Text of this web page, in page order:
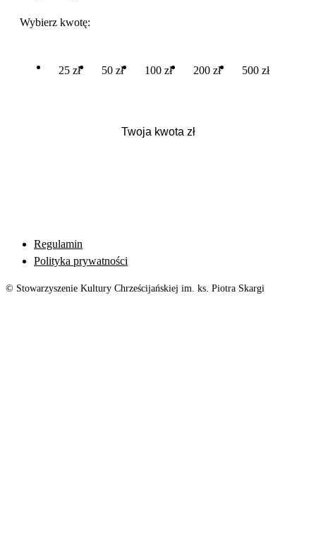
Wybierz kwotę:
25 zł 50 zł 100 zł 200 zł 500 zł
Regulamin
Polityka prywatności
© Stowarzyszenie Kultury Chrześcijańskiej im. ks. Piotra Skargi